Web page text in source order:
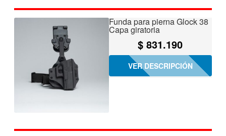
Funda para pierna Glock 38
Capa giratoria
$ 831.190
VER DESCRIPCIÓN